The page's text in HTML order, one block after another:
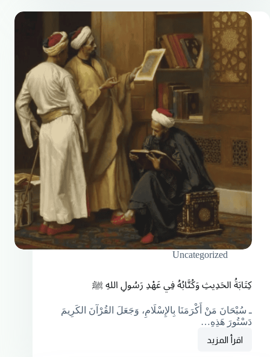
Uncategorized
كِتَابَةُ الحَدِيثِ وَكُتَّابُهُ فِي عَهْدِ رَسُولِ اللهِ ﷺ
ـ سُبْحَانَ مَنْ أَكْرَمَنَا بِالإِسْلَامِ، وَجَعَلَ القُرْآنَ الكَرِيمَ
دَسْتُورَ هَذِهِ…
اقرأ المزيد